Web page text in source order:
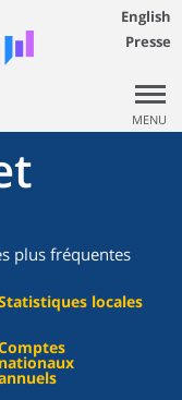
English
Presse
MENU
plus fréquentes
locales
nationaux